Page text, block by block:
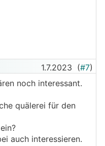
1.7.2023 (#7)
noch interessant.
quälerei für den
auch interessieren.